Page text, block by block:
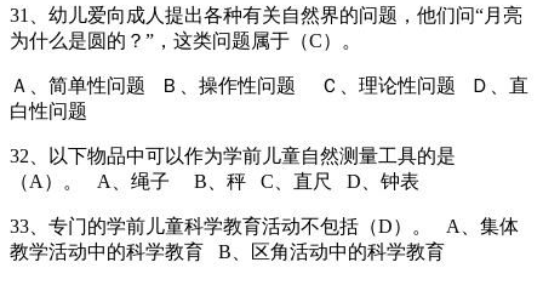
31、幼儿爱向成人提出各种有关自然界的问题，他们问“月亮
为什么是圆的？”，这类问题属于（C）。
Ａ、简单性问题 Ｂ、操作性问题 Ｃ、理论性问题 Ｄ、直
白性问题
32、以下物品中可以作为学前儿童自然测量工具的是
（A）。 A、绳子 B、秤 C、直尺 D、钟表
33、专门的学前儿童科学教育活动不包括（D）。 A、集体
教学活动中的科学教育 B、区角活动中的科学教育